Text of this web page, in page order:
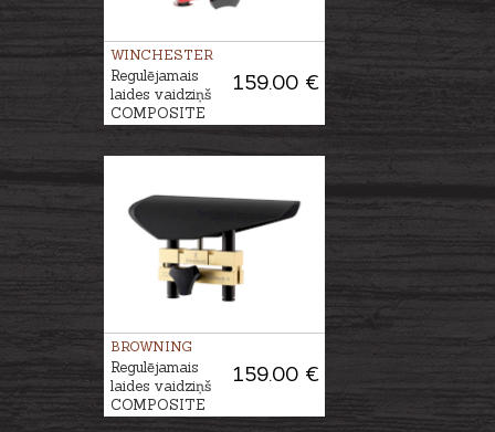
WINCHESTER
159.00 €
Regulējamais
laides vaidziņš
COMPOSITE
BROWNING
159.00 €
Regulējamais
laides vaidziņš
COMPOSITE